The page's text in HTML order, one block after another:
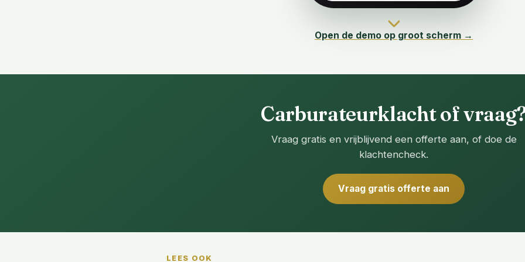
Open de demo op groot scherm →
Carburateurklacht of
Vraag gratis en vrijblijvend een offerte aan, of doe de
klachtencheck.
Vraag gratis offerte aan
LEES OOK